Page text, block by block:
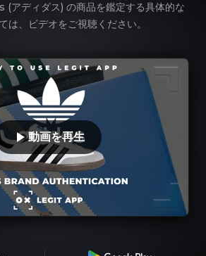
ディダス) の商品を鑑定する具体的な
は、ビデオをご視聴ください。
動画を再生